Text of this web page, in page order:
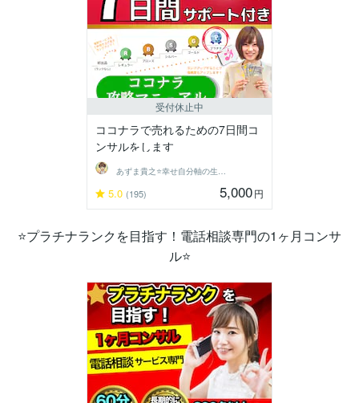
受付休止中
ココナラで売れるための7日間コ
ンサルをします
5.0 (195) 5,000円
⭐プラチナランクを目指す！電話相談専門の1ヶ月コンサ
ル⭐